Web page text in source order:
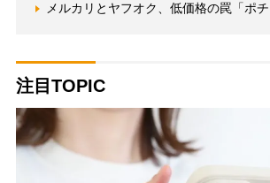
メルカリとヤフオク、低価格の罠「ポ
注目TOPIC